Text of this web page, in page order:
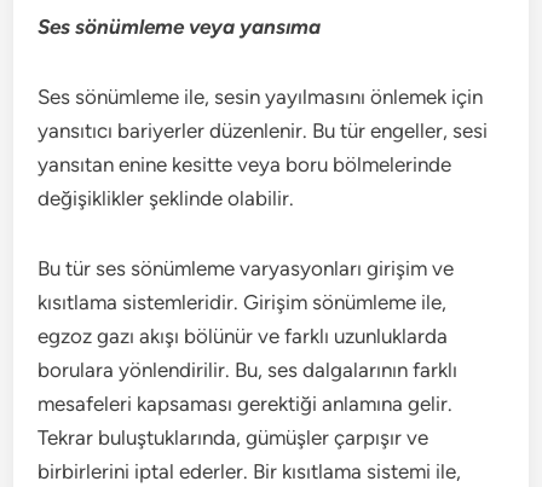
Ses sönümleme veya yansıma
Ses sönümleme ile, sesin yayılmasını önlemek için
yansıtıcı bariyerler düzenlenir. Bu tür engeller, sesi
yansıtan enine kesitte veya boru bölmelerinde
değişiklikler şeklinde olabilir.
Bu tür ses sönümleme varyasyonları girişim ve
kısıtlama sistemleridir. Girişim sönümleme ile,
egzoz gazı akışı bölünür ve farklı uzunluklarda
borulara yönlendirilir. Bu, ses dalgalarının farklı
mesafeleri kapsaması gerektiği anlamına gelir.
Tekrar buluştuklarında, gümüşler çarpışır ve
birbirlerini iptal ederler. Bir kısıtlama sistemi ile,